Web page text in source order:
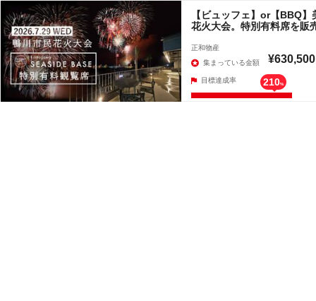
【ビュッフェ】or【BBQ
花火大会。特別有料席を販
正和物産
集まっている金額
¥630,500
目標達成率 210%